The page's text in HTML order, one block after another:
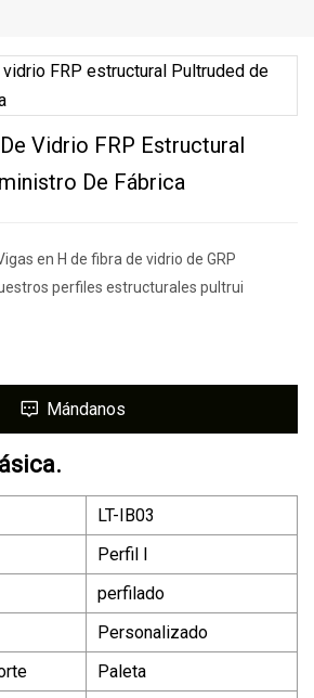
Vidrio FRP Estructural
De Fábrica
en H de fibra de vidrio de GRP
perfiles estructurales pultrui
Mándanos
LT-IB03
Perfil I
perfilado
Personalizado
Paleta